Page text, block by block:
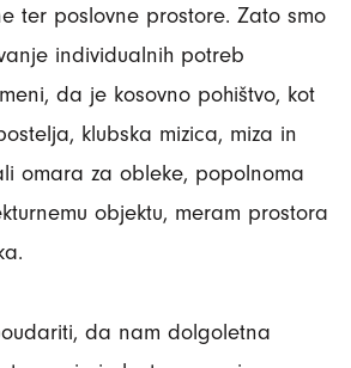
ter poslovne prostore. Zato smo
individualnih potreb
da je kosovno pohištvo, kot
klubska mizica, miza in
omara za obleke, popolnoma
objektu, meram prostora
da nam dolgoletna